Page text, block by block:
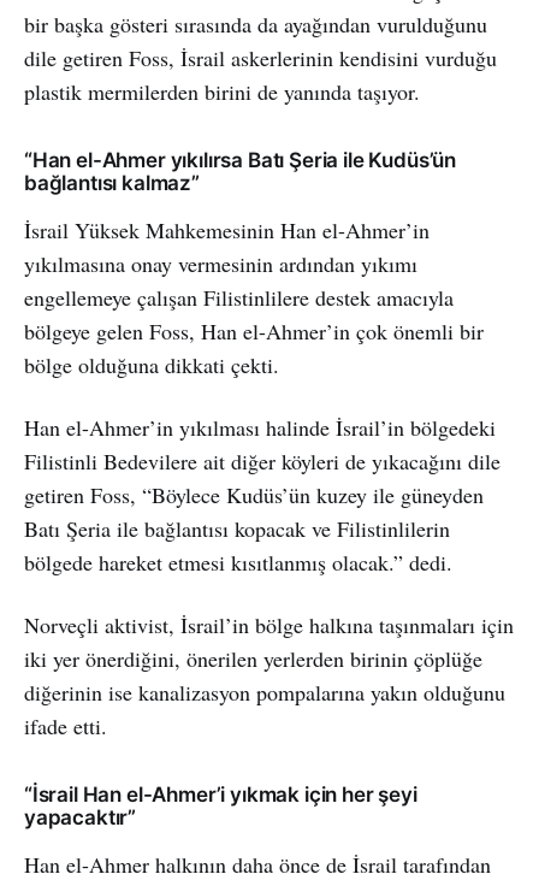
bir başka gösteri sırasında da ayağından vurulduğunu
dile getiren Foss, İsrail askerlerinin kendisini vurduğu
plastik mermilerden birini de yanında taşıyor.
“Han el-Ahmer yıkılırsa Batı Şeria ile Kudüs’ün
bağlantısı kalmaz”
İsrail Yüksek Mahkemesinin Han el-Ahmer’in
yıkılmasına onay vermesinin ardından yıkımı
engellemeye çalışan Filistinlilere destek amacıyla
bölgeye gelen Foss, Han el-Ahmer’in çok önemli bir
bölge olduğuna dikkati çekti.
Han el-Ahmer’in yıkılması halinde İsrail’in bölgedeki
Filistinli Bedevilere ait diğer köyleri de yıkacağını dile
getiren Foss, “Böylece Kudüs’ün kuzey ile güneyden
Batı Şeria ile bağlantısı kopacak ve Filistinlilerin
bölgede hareket etmesi kısıtlanmış olacak.” dedi.
Norveçli aktivist, İsrail’in bölge halkına taşınmaları için
iki yer önerdiğini, önerilen yerlerden birinin çöplüğe
diğerinin ise kanalizasyon pompalarına yakın olduğunu
ifade etti.
“İsrail Han el-Ahmer’i yıkmak için her şeyi
yapacaktır”
Han el-Ahmer halkının daha önce de İsrail tarafından